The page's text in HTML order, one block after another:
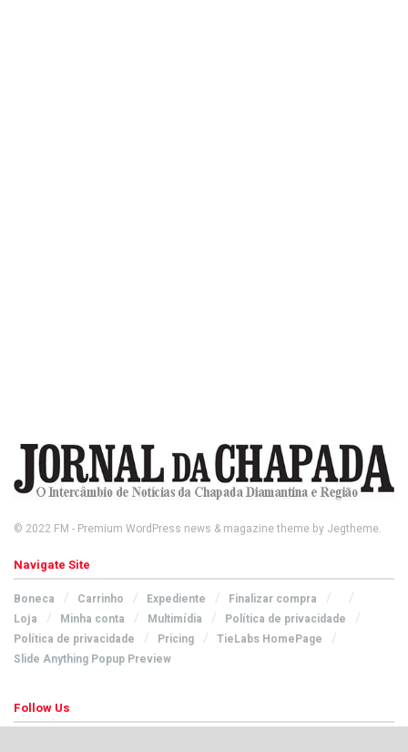
© 2022 FM - Premium WordPress news & magazine theme by Jegtheme.
Navigate Site
Boneca Carrinho Expediente
Finalizar compra
Loja
Minha conta Multimídia
Política de privacidade
Política de privacidade
Pricing
TieLabs HomePage
Slide Anything Popup Preview
Follow Us